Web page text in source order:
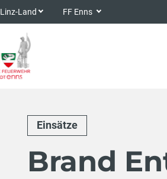
Linz-Land FF Enns
Einsätze
Brand